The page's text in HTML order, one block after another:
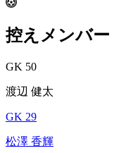
控えメンバー
GK 50
渡辺 健太
GK 29
松澤 香輝